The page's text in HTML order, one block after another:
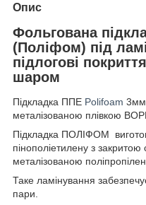
Опис
Фольгована
(Поліфом) під
підлогові
шаром
Підкладка ППЕ Polifoam 3мм
металізованою плівкою
Підкладка ПОЛІФОМ
пінополіетилену з
металізованою
Таке ламінування
пари.